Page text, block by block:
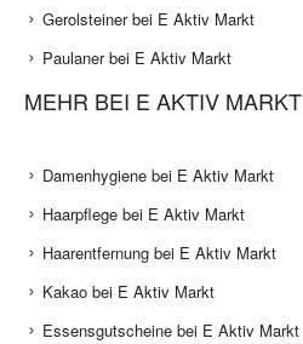
Gerolsteiner bei E Aktiv Markt
Paulaner bei E Aktiv Markt
MEHR BEI E AKTIV MARKT
Damenhygiene bei E Aktiv Markt
Haarpflege bei E Aktiv Markt
Haarentfernung bei E Aktiv Markt
Kakao bei E Aktiv Markt
Essensgutscheine bei E Aktiv Markt